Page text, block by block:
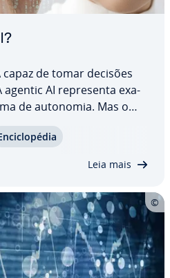
de tomar decisões
agentic AI re­pre­senta exa­
de autonomia. Mas o
de agentic AI
Leia mais